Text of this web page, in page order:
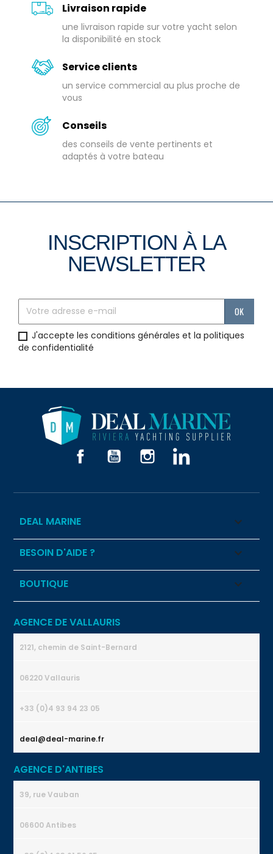
Livraison rapide
une livraison rapide sur votre yacht selon
la disponibilité en stock
Service clients
un service commercial au plus proche de
vous
Conseils
des conseils de vente pertinents et
adaptés à votre bateau
INSCRIPTION À LA
NEWSLETTER
J'accepte les conditions générales et la politiques
de confidentialité
FacebookYouTube Instagram
DEAL MARINE 
BESOIN D'AIDE ? 
BOUTIQUE 
AGENCE DE VALLAURIS
2121, chemin de Saint-Bernard
06220 Vallauris
+33 (0)4 93 94 23 05
deal@deal-marine.fr
AGENCE D'ANTIBES
39, rue Vauban
06600 Antibes